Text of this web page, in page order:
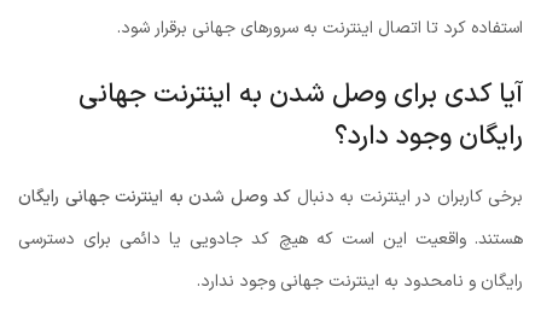
استفاده کرد تا اتصال اینترنت به سرورهای جهانی برقرار شود.
آیا کدی برای وصل شدن به اینترنت جهانی
رایگان وجود دارد؟
برخی کاربران در اینترنت به دنبال کد وصل شدن به اینترنت جهانی رایگان
هستند. واقعیت این است که هیچ کد جادویی یا دائمی برای دسترسی
رایگان و نامحدود به اینترنت جهانی وجود ندارد.